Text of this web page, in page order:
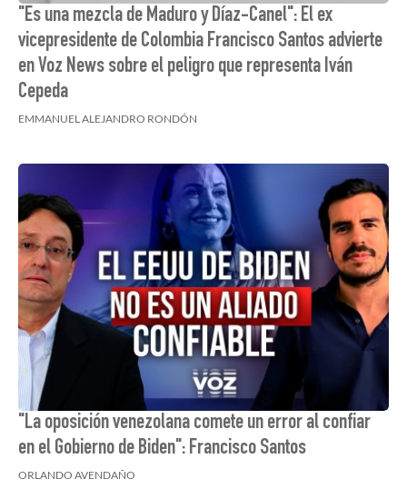
"Es una mezcla de Maduro y Díaz-Canel": El ex
vicepresidente de Colombia Francisco Santos advierte
en Voz News sobre el peligro que representa Iván
Cepeda
EMMANUEL ALEJANDRO RONDÓN
"La oposición venezolana comete un error al confiar
en el Gobierno de Biden": Francisco Santos
ORLANDO AVENDAÑO